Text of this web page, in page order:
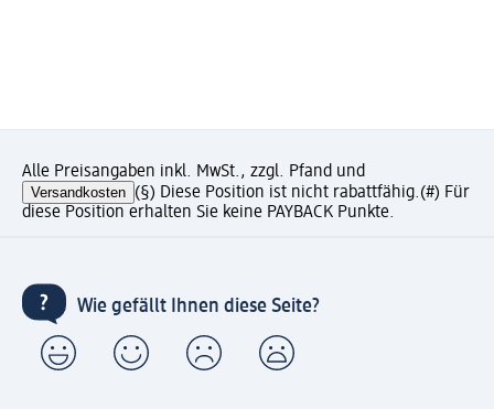
Alle Preisangaben inkl. MwSt., zzgl. Pfand und
Versandkosten (§) Diese Position ist nicht rabattfähig.(#) Für
diese Position erhalten Sie keine PAYBACK Punkte.
Wie gefällt Ihnen diese Seite?